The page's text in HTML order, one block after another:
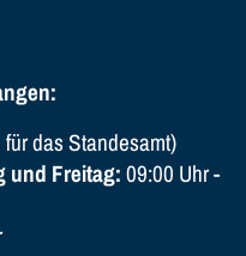
das Standesamt)
und Freitag:09:00 Uhr -